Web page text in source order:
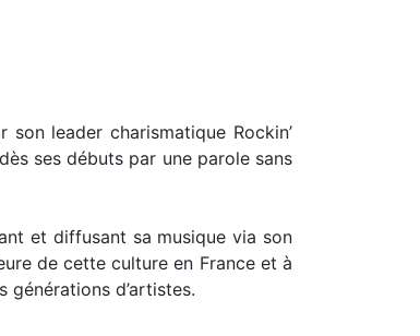
leader charismatique Rockin’
ses débuts par une parole sans
et diffusant sa musique via son
de cette culture en France et à
générations d’artistes.